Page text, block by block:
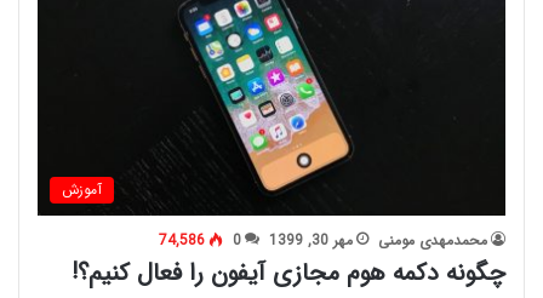
آموزش
محمدمهدی مومنی مهر 30, 1399 0
74,586
چگونه دکمه هوم مجازی آیفون را فعال کنیم؟!